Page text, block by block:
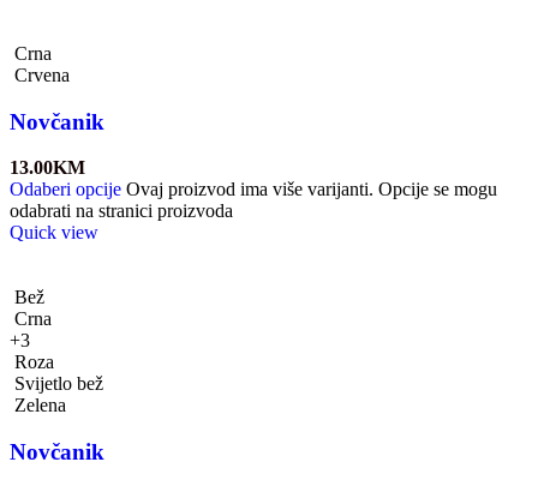
Crna
Crvena
Novčanik
13.00KM
Odaberi opcije Ovaj proizvod ima više varijanti. Opcije se mogu
odabrati na stranici proizvoda
Quick view
Bež
Crna
+3
Roza
Svijetlo bež
Zelena
Novčanik